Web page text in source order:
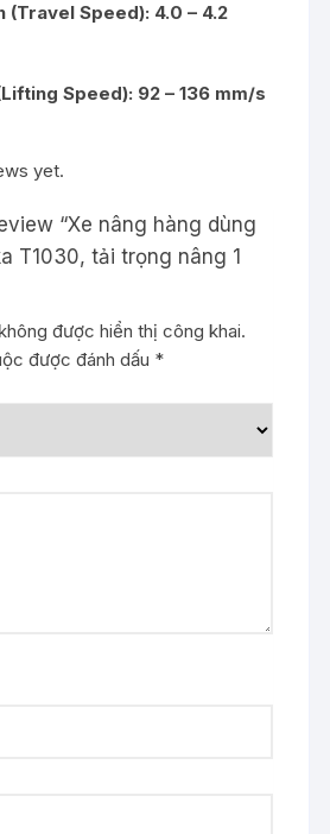
(Travel Speed): 4.0 – 4.2
Speed): 92 – 136 mm/s
yet.
“Xe nâng hàng dùng
T1030, tải trọng nâng 1
được hiển thị công khai.
được đánh dấu *